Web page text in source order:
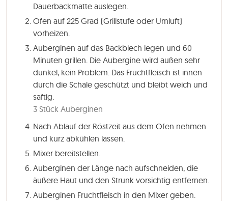
Dauerbackmatte auslegen.
Ofen auf 225 Grad (Grillstufe oder Umluft)
vorheizen.
Auberginen auf das Backblech legen und 60
Minuten grillen. Die Aubergine wird außen sehr
dunkel, kein Problem. Das Fruchtfleisch ist innen
durch die Schale geschützt und bleibt weich und
saftig.
3 Stück Auberginen
Nach Ablauf der Röstzeit aus dem Ofen nehmen
und kurz abkühlen lassen.
Mixer bereitstellen.
Auberginen der Länge nach aufschneiden, die
äußere Haut und den Strunk vorsichtig entfernen.
Auberginen Fruchtfleisch in den Mixer geben.